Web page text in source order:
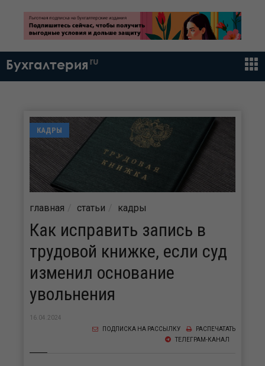
Бухгалтерия ru
КАДРЫ
главная статьи кадры
Как исправить запись в
трудовой книжке, если суд
изменил основание
увольнения
16.04.2024
РАСПЕЧАТАТЬ
ПОДПИСКА НА РАССЫЛКУ
ТЕЛЕГРАМ-КАНАЛ